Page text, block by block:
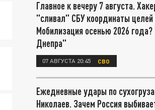
Главное к вечеру 7 августа.
"сливал" СБУ координаты целей
Мобилизация осенью 2026
Днепра"
07 АВГУСТА 20:45 СВО
Ежедневные удары по
Николаев. Зачем Россия